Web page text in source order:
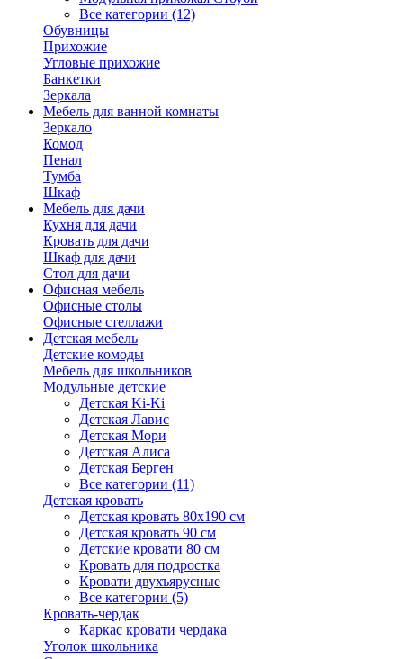
Все категории (12)
Обувницы
Прихожие
Угловые прихожие
Банкетки
Зеркала
Мебель для ванной комнаты
Зеркало
Комод
Пенал
Тумба
Шкаф
Мебель для дачи
Кухня для дачи
Кровать для дачи
Шкаф для дачи
Стол для дачи
Офисная мебель
Офисные столы
Офисные стеллажи
Детская мебель
Детские комоды
Мебель для школьников
Модульные детские
Детская Ki-Ki
Детская Лавис
Детская Мори
Детская Алиса
Детская Берген
Все категории (11)
Детская кровать
Детская кровать 80х190 см
Детская кровать 90 см
Детские кровати 80 см
Кровать для подростка
Кровати двухъярусные
Все категории (5)
Кровать-чердак
Каркас кровати чердака
Уголок школьника